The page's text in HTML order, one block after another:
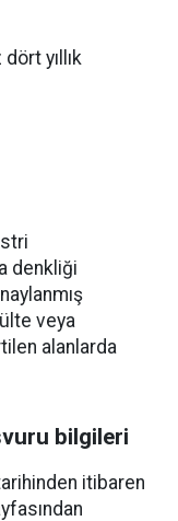
yıllık
denkliği
veya
alanlarda
bilgileri
itibaren